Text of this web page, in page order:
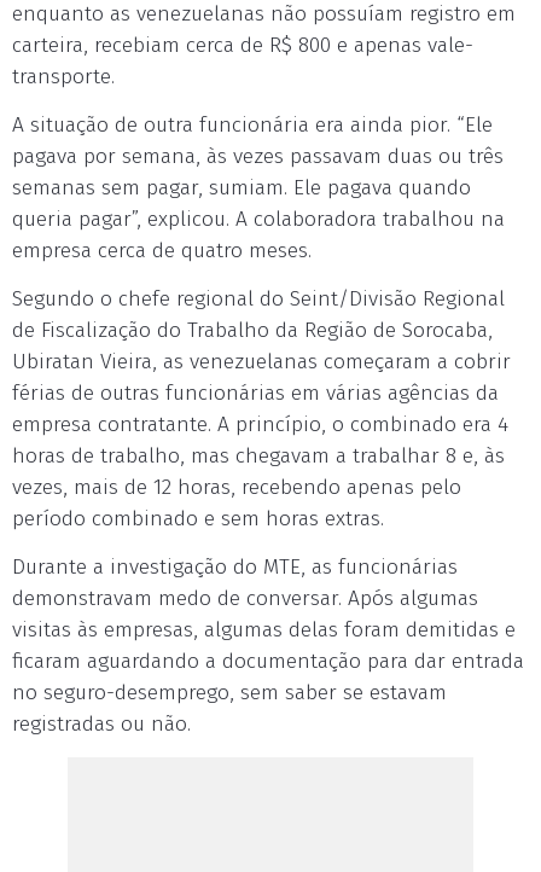
enquanto as venezuelanas não possuíam registro em
carteira, recebiam cerca de R$ 800 e apenas vale-
transporte.
A situação de outra funcionária era ainda pior. “Ele
pagava por semana, às vezes passavam duas ou três
semanas sem pagar, sumiam. Ele pagava quando
queria pagar”, explicou. A colaboradora trabalhou na
empresa cerca de quatro meses.
Segundo o chefe regional do Seint/Divisão Regional
de Fiscalização do Trabalho da Região de Sorocaba,
Ubiratan Vieira, as venezuelanas começaram a cobrir
férias de outras funcionárias em várias agências da
empresa contratante. A princípio, o combinado era 4
horas de trabalho, mas chegavam a trabalhar 8 e, às
vezes, mais de 12 horas, recebendo apenas pelo
período combinado e sem horas extras.
Durante a investigação do MTE, as funcionárias
demonstravam medo de conversar. Após algumas
visitas às empresas, algumas delas foram demitidas e
ficaram aguardando a documentação para dar entrada
no seguro-desemprego, sem saber se estavam
registradas ou não.